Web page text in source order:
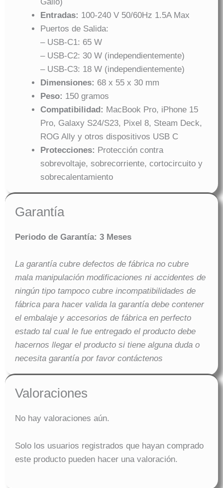
Entradas: 100-240 V 50/60Hz 1.5A Max
Puertos de Salida:
– USB-C1: 65 W
– USB-C2: 30 W (independientemente)
– USB-C3: 18 W (independientemente)
Dimensiones: 68 x 55 x 30 mm
Peso: 150 gramos
Compatibilidad: MacBook Pro, iPhone 15
Pro, Galaxy S24/S23, Pixel 8, Steam Deck,
ROG Ally y otros dispositivos USB C
Protecciones: Protección contra
sobrevoltaje, sobrecorriente, cortocircuito y
sobrecalentamiento
Garantía
Periodo de Garantía: 3 Meses
La garantía cubre defectos de fábrica no cubre
mala manipulación modificaciones ni accidentes de
ningún tipo tampoco cubre incompatibilidades de
fábrica para hacer valida la garantía debe contener
el embalaje y accesorios de fábrica en perfecto
estado tal cual le fue entregado el producto debe
hacernos llegar el producto si tiene alguna duda o
necesita garantía por favor contáctenos
Valoraciones
No hay valoraciones aún.
Solo los usuarios registrados que hayan comprado
este producto pueden hacer una valoración.